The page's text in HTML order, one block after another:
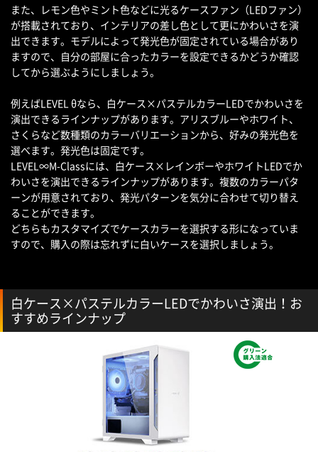
また、レモン色やミント色などに光るケースファン（LEDファン）
が搭載されており、インテリアの差し色として更にかわいさを演
出できます。モデルによって発光色が固定されている場合があり
ますので、自分の部屋に合ったカラーを設定できるかどうか確認
してから選ぶようにしましょう。
例えばLEVEL θなら、白ケース×パステルカラーLEDでかわいさを
演出できるラインナップがあります。アリスブルーやホワイト、
さくらなど数種類のカラーバリエーションから、好みの発光色を
選べます。発光色は固定です。
LEVEL∞M-Classには、白ケース×レインボーやホワイトLEDでか
わいさを演出できるラインナップがあります。複数のカラーパタ
ーンが用意されており、発光パターンを気分に合わせて切り替え
ることができます。
どちらもカスタマイズでケースカラーを選択する形になっていま
すので、購入の際は忘れずに白いケースを選択しましょう。
白ケース×パステルカラーLEDでかわいさ演出！お
すすめラインナップ